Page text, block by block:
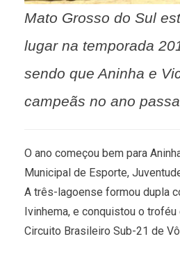
Mato Grosso do Sul
lugar na temporada
sendo que Aninha e
campeãs no ano
O ano começou bem para
Municipal de Esporte,
A três-lagoense formou dupla
Ivinhema, e conquistou o
Circuito Brasileiro Sub-21 de